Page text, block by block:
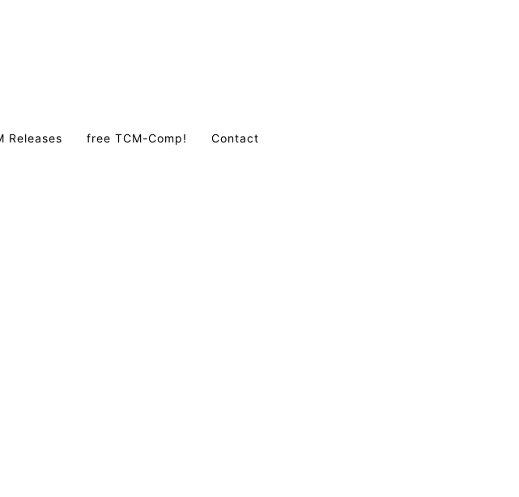
Releases free TCM-Comp! Contact